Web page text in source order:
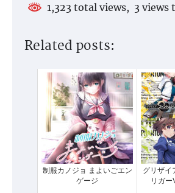
1,323 total views, 3 views
Related posts:
制服カノジョ まよいごエン
ゲージ
グリザイ
リガー